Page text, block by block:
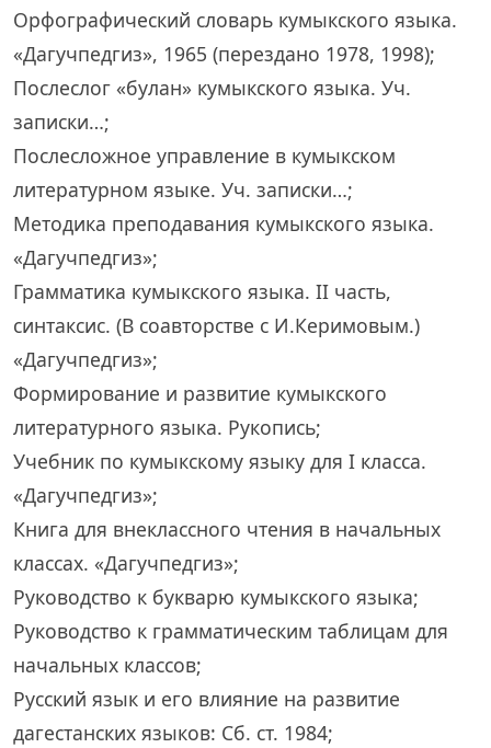
Орфографический словарь кумыкского языка.
«Дагучпедгиз», 1965 (перездано 1978, 1998);
Послеслог «булан» кумыкского языка. Уч.
записки…;
Послесложное управление в кумыкском
литературном языке. Уч. записки…;
Методика преподавания кумыкского языка.
«Дагучпедгиз»;
Грамматика кумыкского языка. II часть,
синтаксис. (В соавторстве с И.Керимовым.)
«Дагучпедгиз»;
Формирование и развитие кумыкского
литературного языка. Рукопись;
Учебник по кумыкскому языку для I класса.
«Дагучпедгиз»;
Книга для внеклассного чтения в начальных
классах. «Дагучпедгиз»;
Руководство к букварю кумыкского языка;
Руководство к грамматическим таблицам для
начальных классов;
Русский язык и его влияние на развитие
дагестанских языков: Сб. ст. 1984;